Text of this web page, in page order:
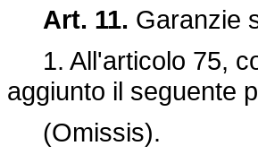
Art. 11. Garanzie
1. All'articolo 75,
aggiunto il seguente
(Omissis).